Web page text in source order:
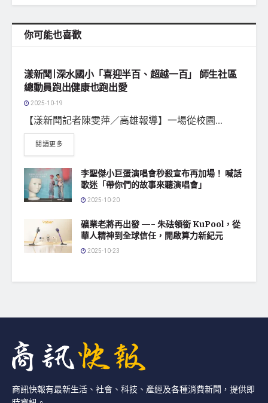
你可能也喜歡
漾新聞|深水國小「喜迎半百、超越一百」 師生社區
總動員跑出健康也跑出愛
2025-10-19
【漾新聞記者陳雯萍／高雄報導】一場從校園...
閱讀更多
李聖傑小巨蛋演唱會秒殺宣布再加場！ 喊話
歌迷「帶你們的故事來聽演唱會」
2025-10-20
礦業老將再出發 —- 朱砝領銜 KuPool，從
華人精神到全球信任，開啟算力新紀元
2025-10-23
商訊快報有最新生活、社會、科技、產經及各種消費新聞，提供即